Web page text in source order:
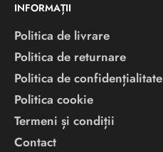
INFORMAȚII
Politica de livrare
Politica de returnare
Politica de confidențialitate
Politica cookie
Termeni și condiții
Contact